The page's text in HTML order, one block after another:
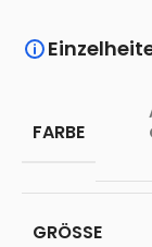
FARBE
GRÖSSE